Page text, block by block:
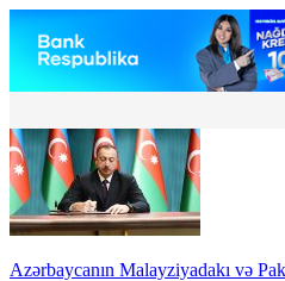
Azərbaycanın Malayziyadakı və